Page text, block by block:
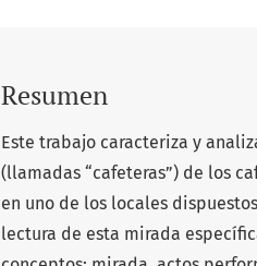
Resumen
Este trabajo caracteriza y
(llamadas “cafeteras”) de los
en uno de los locales
lectura de esta mirada